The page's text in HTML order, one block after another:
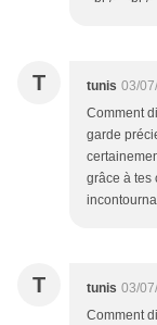
T tunis 03/
Comment
garde
grâce à tes
T tunis 03/
Comment